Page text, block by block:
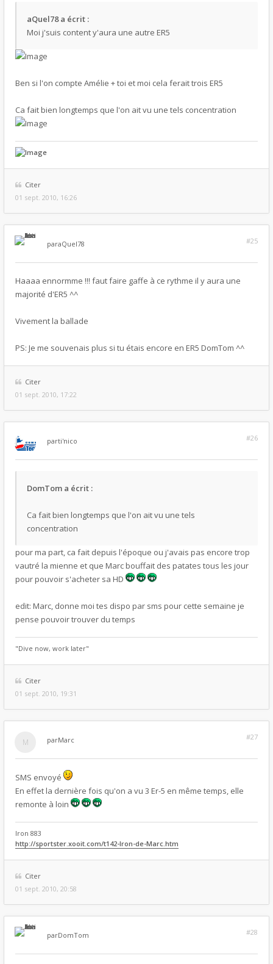
aQuel78 a écrit :
Moi j'suis content y'aura une autre ER5
Ben si l'on compte Amélie + toi et moi cela ferait trois ER5
Ca fait bien longtemps que l'on ait vu une tels concentration
Citer
01 sept. 2010, 16:26
#25
paraQuel78
Haaaa ennormme !!! faut faire gaffe à ce rythme il y aura une
majorité d'ER5 ^^
Vivement la ballade
PS: Je me souvenais plus si tu étais encore en ER5 DomTom ^^
Citer
01 sept. 2010, 17:22
#26
parti'nico
DomTom a écrit :
Ca fait bien longtemps que l'on ait vu une tels
concentration
pour ma part, ca fait depuis l'époque ou j'avais pas encore trop
vautré la mienne et que Marc bouffait des patates tous les jour
pour pouvoir s'acheter sa HD
edit: Marc, donne moi tes dispo par sms pour cette semaine je
pense pouvoir trouver du temps
"Dive now, work later"
Citer
01 sept. 2010, 19:31
#27
parMarc
SMS envoyé
En effet la dernière fois qu'on a vu 3 Er-5 en même temps, elle
remonte à loin
Iron 883
http://sportster.xooit.com/t142-Iron-de-Marc.htm
Citer
01 sept. 2010, 20:58
#28
parDomTom